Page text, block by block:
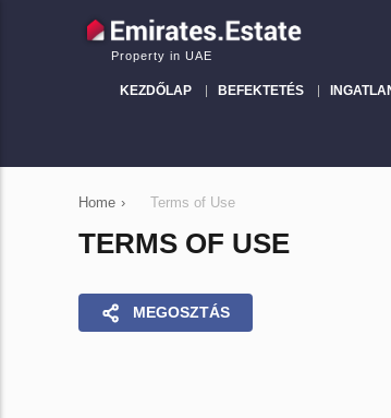
Property in UAE
KEZDŐLAP BEFEKTETÉS
Home › Terms of Use
TERMS OF USE
MEGOSZTÁS